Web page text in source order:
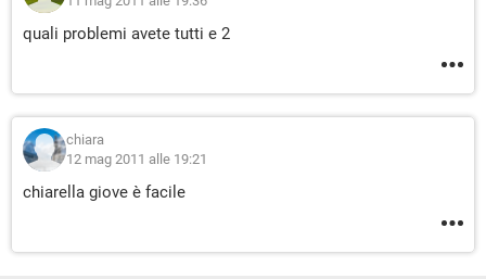
quali problemi avete tutti e 2
chiara
12 mag 2011 alle 19:21
chiarella giove è facile